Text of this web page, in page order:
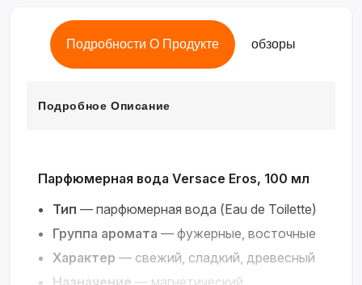
Подробности О Продукте обзоры
Подробное Описание
Парфюмерная вода Versace Eros, 100 мл
Тип — парфюмерная вода (Eau de Toilette)
Группа аромата — фужерные, восточные
Характер — свежий, сладкий, древесный
Назначение — магнетический,